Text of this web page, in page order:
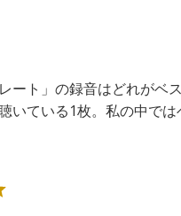
ート」の録音はどれがベ
いている1枚。私の中では